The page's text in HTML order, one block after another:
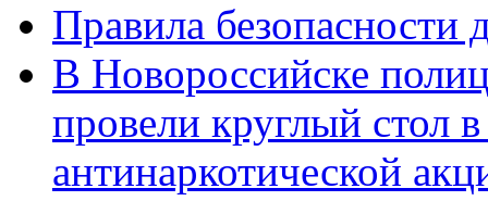
Правила безопасности
В Новороссийске
провели круглый стол
антинаркотической